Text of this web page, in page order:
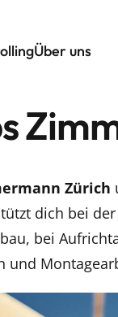
Über uns
Zürich
dich bei
bei
und